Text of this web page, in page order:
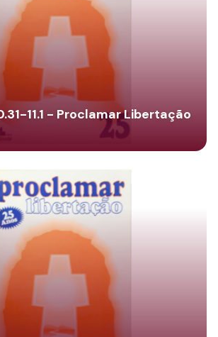
11.1 - Proclamar Libertação